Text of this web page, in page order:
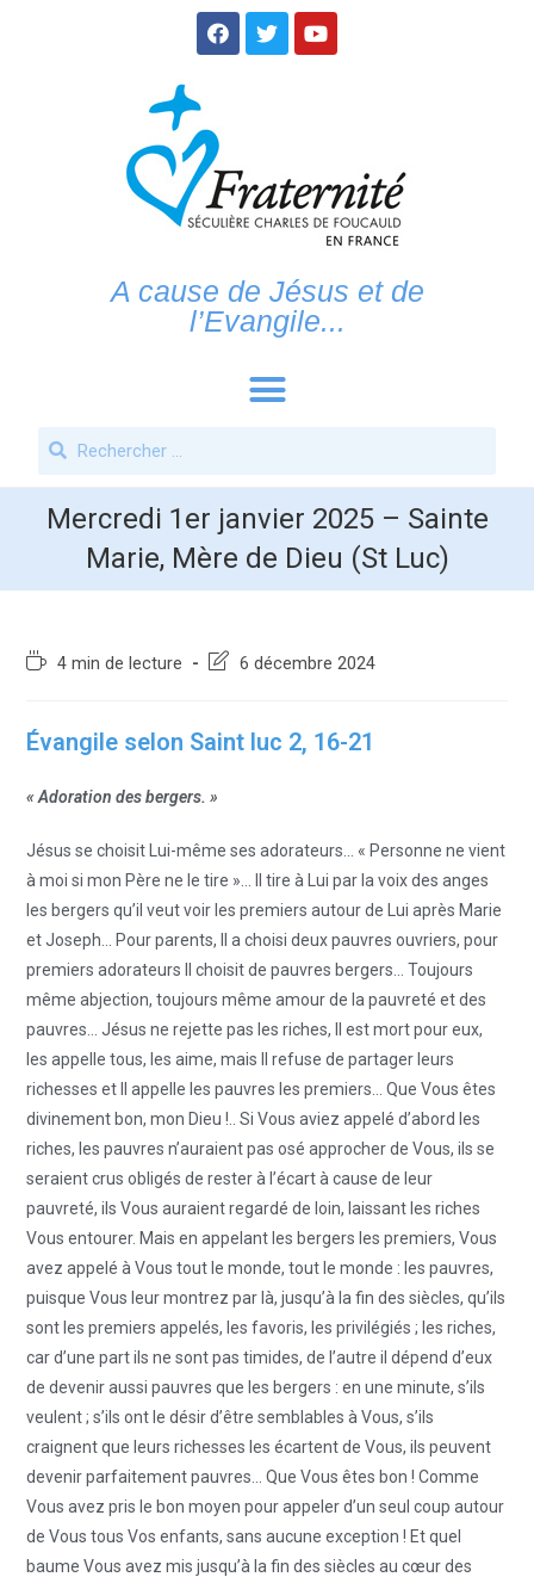
A cause de Jésus et de
l’Evangile...
Mercredi 1er janvier 2025 – Sainte
Marie, Mère de Dieu (St Luc)
4 min de lecture 6 décembre 2024
Évangile selon Saint luc 2, 16-21
« Adoration des bergers. »
Jésus se choisit Lui-même ses adorateurs… « Personne ne vient
à moi si mon Père ne le tire »… Il tire à Lui par la voix des anges
les bergers qu’il veut voir les premiers autour de Lui après Marie
et Joseph… Pour parents, Il a choisi deux pauvres ouvriers, pour
premiers adorateurs Il choisit de pauvres bergers… Toujours
même abjection, toujours même amour de la pauvreté et des
pauvres… Jésus ne rejette pas les riches, Il est mort pour eux,
les appelle tous, les aime, mais Il refuse de partager leurs
richesses et Il appelle les pauvres les premiers… Que Vous êtes
divinement bon, mon Dieu !.. Si Vous aviez appelé d’abord les
riches, les pauvres n’auraient pas osé approcher de Vous, ils se
seraient crus obligés de rester à l’écart à cause de leur
pauvreté, ils Vous auraient regardé de loin, laissant les riches
Vous entourer. Mais en appelant les bergers les premiers, Vous
avez appelé à Vous tout le monde, tout le monde : les pauvres,
puisque Vous leur montrez par là, jusqu’à la fin des siècles, qu’ils
sont les premiers appelés, les favoris, les privilégiés ; les riches,
car d’une part ils ne sont pas timides, de l’autre il dépend d’eux
de devenir aussi pauvres que les bergers : en une minute, s’ils
veulent ; s’ils ont le désir d’être semblables à Vous, s’ils
craignent que leurs richesses les écartent de Vous, ils peuvent
devenir parfaitement pauvres… Que Vous êtes bon ! Comme
Vous avez pris le bon moyen pour appeler d’un seul coup autour
de Vous tous Vos enfants, sans aucune exception ! Et quel
baume Vous avez mis jusqu’à la fin des siècles au cœur des